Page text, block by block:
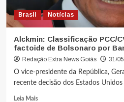
Brasil Notícias
Alckmin: Classificação PCC/
factoide de Bolsonaro por
Redação Extra News Goiás
31/
O vice-presidente da República,
recente decisão dos Estados Unidos
Leia Mais